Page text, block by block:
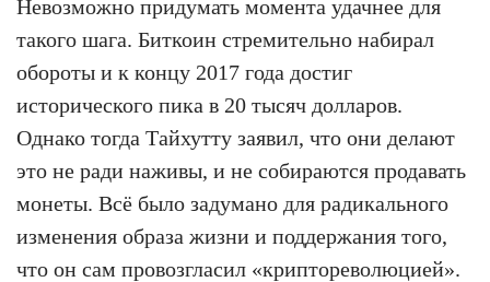
Невозможно придумать момента удачнее для
такого шага. Биткоин стремительно набирал
обороты и к концу 2017 года достиг
исторического пика в 20 тысяч долларов.
Однако тогда Тайхутту заявил, что они делают
это не ради наживы, и не собираются продавать
монеты. Всё было задумано для радикального
изменения образа жизни и поддержания того,
что он сам провозгласил «криптореволюцией».